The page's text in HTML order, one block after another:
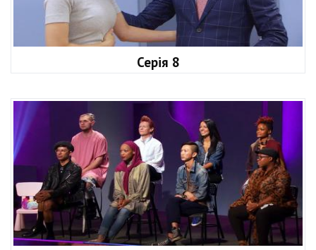
Серія 8